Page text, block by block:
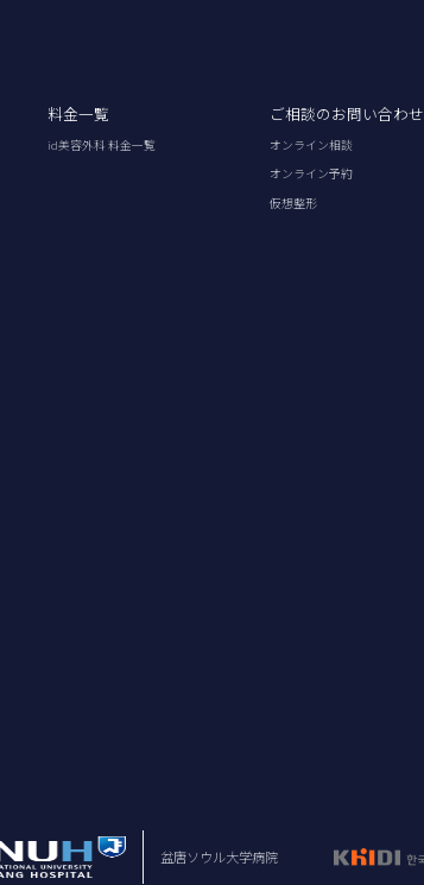
料金一覧
id美容外科 料金一覧
ご相談のお問い合わせ
オンライン相談
オンライン予約
仮想整形
盆唐ソウル大学病院